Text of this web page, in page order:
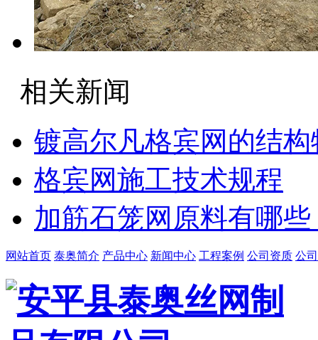
相关新闻
镀高尔凡格宾网的结构
格宾网施工技术规程
加筋石笼网原料有哪些
网站首页 泰奥简介 产品中心 新闻中心 工程案例 公司资质 公